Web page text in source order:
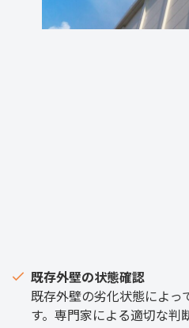
既存外壁の状態確認
既存外壁の劣化状態によっ
す。専門家による適切な判